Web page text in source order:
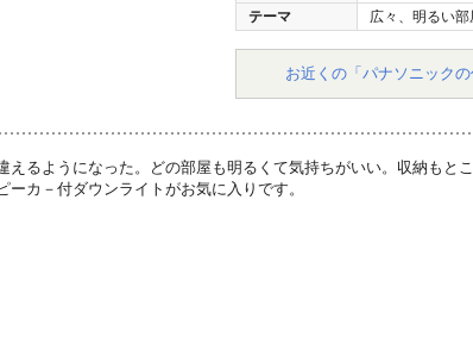
テーマ
広々、明るい
お近くの「パナソニック
えるようになった。どの部屋も明るくて気持ちがいい。収納もと
ーカ－付ダウンライトがお気に入りです。